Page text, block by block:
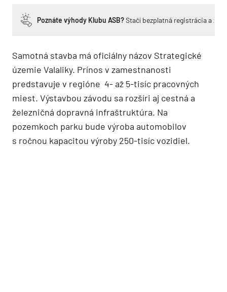
Poznáte výhody Klubu ASB?Stačí bezplatná registrácia a
Samotná stavba má oficiálny názov Strategické
územie Valaliky. Prínos v zamestnanosti
predstavuje v regióne 4- až 5-tisíc pracovných
miest. Výstavbou závodu sa rozšíri aj cestná a
železničná dopravná infraštruktúra. Na
pozemkoch parku bude výroba automobilov
s ročnou kapacitou výroby 250-tisíc vozidiel.